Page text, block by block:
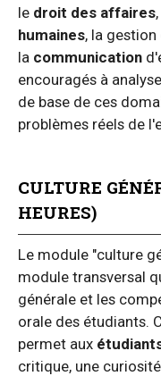
le droit des affaires
humaines, la
la communication
encouragés à
de base de ces
problèmes réels de
CULTURE
HEURES)
Le module "culture
module transversal
générale et les
orale des étudiants.
permet aux
critique, une